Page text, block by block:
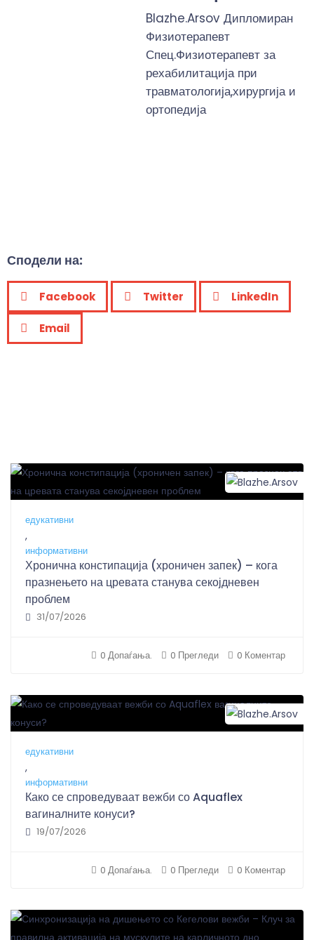
Blazhe.Arsov Дипломиран
Физиотерапевт
Спец.Физиотерапевт за
рехабилитација при
травматологија,хирургија и
ортопедија
Сподели на:
Facebook Twitter LinkedIn
Email
едукативни
,
информативни
Хронична констипација (хроничен запек) – кога
празнењето на цревата станува секојдневен
проблем
31/07/2026
0 Допаѓања. 0 Прегледи 0 Коментар
едукативни
,
информативни
Како се спроведуваат вежби со Aquaflex
вагиналните конуси?
19/07/2026
0 Допаѓања. 0 Прегледи 0 Коментар